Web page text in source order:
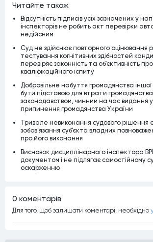
Читайте також
Відсутність підписів усіх зазначених у
інспекторів не робить акт перевірки
недійсним
Суд не здійснює повторного оцінювання
тестування когнітивних здібностей
перевіряє законність та об’єктивність
кваліфікаційного іспиту
Добровільне набуття громадянства
бути підставою для втрати
законодавством, чинним на час видання
припинення громадянства України
Тривале невиконання судового рішення
зобов’язання суб’єкта владних
про його виконання
Висновок дисциплінарного інспектора
документом і не підлягає самостійному
оскарженню
0 коментарiв
Для того, щоб залишати коментарi, необхiдно